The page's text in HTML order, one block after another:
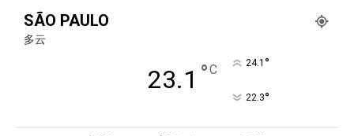
SÃO PAULO
多云
23.1 °C 24.1 °
22.3°